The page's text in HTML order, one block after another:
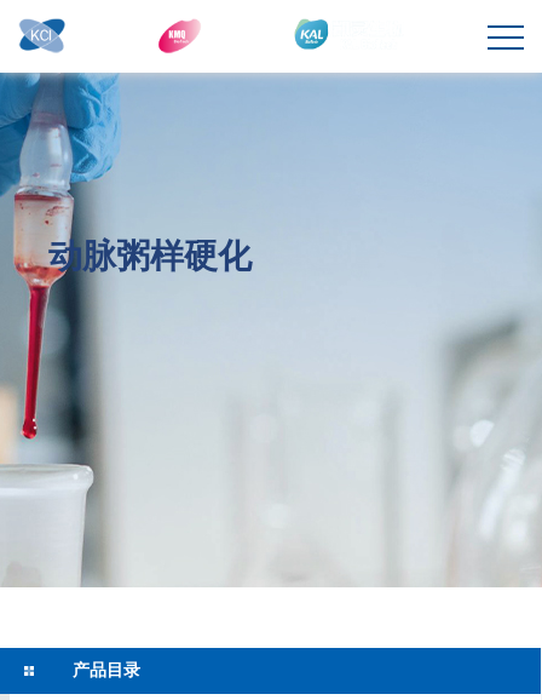
动脉粥样硬化
产品目录